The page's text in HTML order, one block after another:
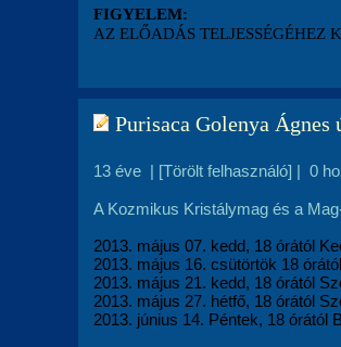
FIGYELEM:
AZ ELŐADÁS TELJESSÉGÉHEZ
Purisaca Golenya Ágnes
13 éve | [Törölt felhasználó] | 0
A Kozmikus Kristálymag és a
2013. május 07. kedd, 18 órától
2013. május 16. csütörtök 18
2013. május 21. kedd, 18 órától
2013. május 27. hétfő, 18 órától
2013. június 14. Péntek, 18 órától